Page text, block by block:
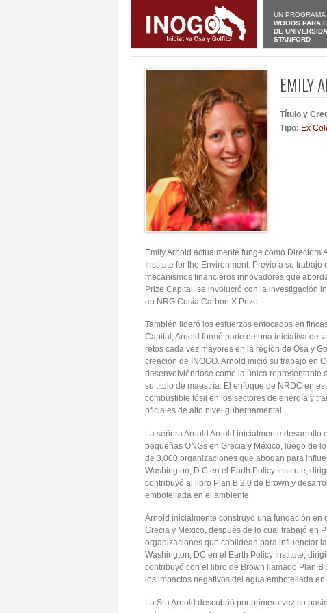
UN PROGRAMA
WOODS PARA
DE
STANFORD
EMILY
Título y
Tipo: Ex
Emily Arnold actualmente funge como Directora
Institute for the Environment. Previo a su
mecanismos financieros innovadores que
Prize Capital, se involucró con la investigación
en NRG Cosia Carbon X Prize.
También lideró los esfuerzos enfocados en
Capital, Arnold formó parte de una iniciativa de
retos cada vez mayores en la región de Osa y
creación de INOGO. Arnold inició su trabajo en
desenvolviéndose como la única representante
su título de maestría. El enfoque de NRDC en
combustible fósil en los sectores de energía y
oficiales de alto nivel gubernamental.
La señora Arnold Arnold inicialmente
pequeñas ONGs en Grecia y México, luego de
de 3,000 organizaciones que abogan para
Washington, D.C en el Earth Policy Institute,
contribuyó al libro Plan B 2.0 de Brown y
embotellada en el ambiente.
Arnold inicialmente construyó una fundación
Grecia y México, después de lo cual trabajó en
organizaciones que cabildean para influenciar
Washington, DC en el Earth Policy Institute,
contribuyó con el libro de Brown llamado Plan
los impactos negativos del agua embotellada
La Sra Arnold descubrió por primera vez su